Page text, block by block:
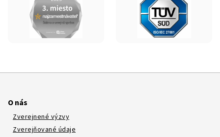
O nás
Zverejnené výzvy
Zverejňované údaje